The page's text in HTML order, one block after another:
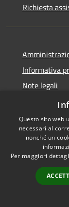
Richiesta
Informativa
Note legali
Accessibilità
Questo sito web
necessari al
nonché un
Per maggiori